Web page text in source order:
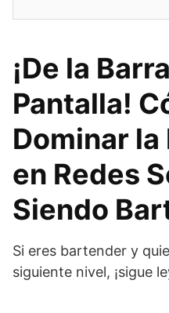
¡De la
Pantalla!
Dominar la
en Redes
Siendo
Si eres bartender y
siguiente nivel, ¡sigue